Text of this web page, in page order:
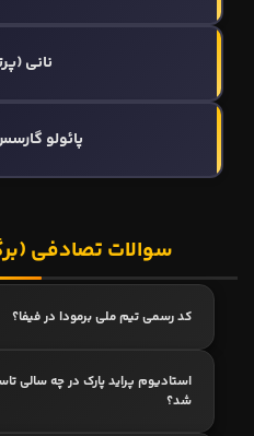
نانی
پائولو
سوالات تصادفی
کد رسمی تیم ملی برمودا در فیفا؟
استادیوم پراید پارک در چه سالی
شد؟